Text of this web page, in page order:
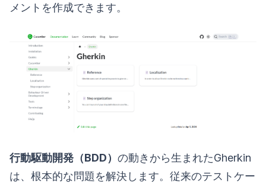
メントを作成できます。
行動駆動開発（BDD） の動きから生まれたGherkin
は、根本的な問題を解決します。従来のテストケー